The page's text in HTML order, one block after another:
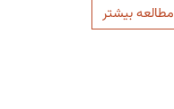
مطالعه بیشتر